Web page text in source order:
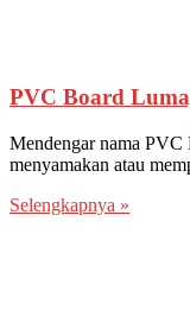
PVC Board
Mendengar nama PVC
menyamakan atau
Selengkapnya »